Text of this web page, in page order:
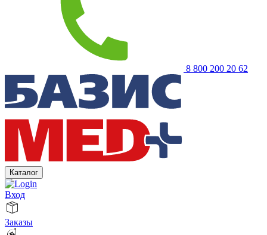
8 800 200 20 62
Каталог
Вход
Заказы